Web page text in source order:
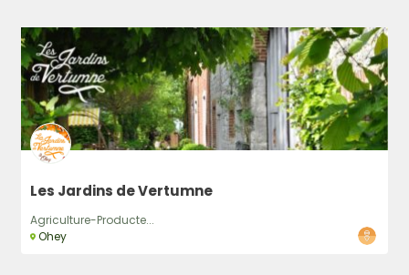
Les Jardins de Vertumne
Agriculture-Producte...
Ohey